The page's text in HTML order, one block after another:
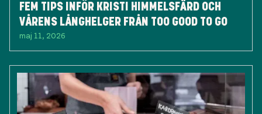
FEM TIPS INFÖR KRISTI HIMMELSFÄRD OCH
VÅRENS LÅNGHELGER FRÅN TOO GOOD TO GO
maj 11, 2026